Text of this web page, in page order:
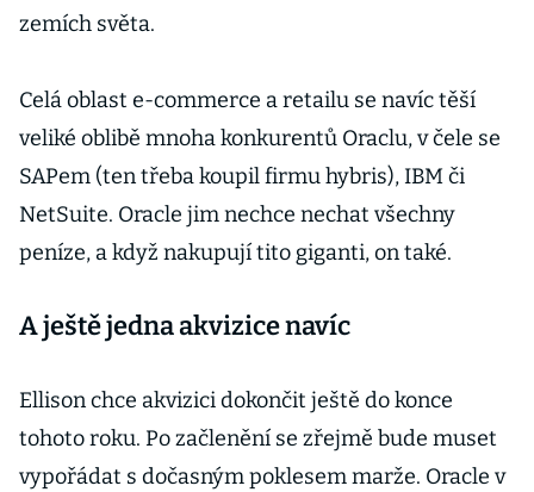
zemích světa.
Celá oblast e-commerce a retailu se navíc těší
veliké oblibě mnoha konkurentů Oraclu, v čele se
SAPem (ten třeba koupil firmu hybris), IBM či
NetSuite. Oracle jim nechce nechat všechny
peníze, a když nakupují tito giganti, on také.
A ještě jedna akvizice navíc
Ellison chce akvizici dokončit ještě do konce
tohoto roku. Po začlenění se zřejmě bude muset
vypořádat s dočasným poklesem marže. Oracle v